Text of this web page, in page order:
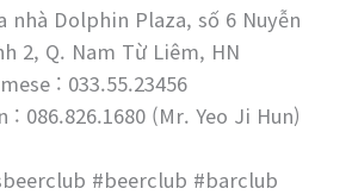
nhà Dolphin Plaza, số 6 Nuyễn
2, Q. Nam Từ Liêm, HN
: 033.55.23456
086.826.1680 (Mr. Yeo Ji Hun)
#beerclub #barclub